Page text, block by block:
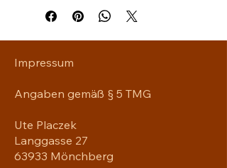
Impressum
Angaben gemäß § 5 TMG
Ute Placzek
Langgasse 27
63933 Mönchberg